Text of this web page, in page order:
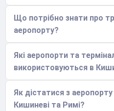
Що потрібно знати про
аеропорту?
Які аеропорти та
використовуються в
Як дістатися з
Кишиневі та Римі?